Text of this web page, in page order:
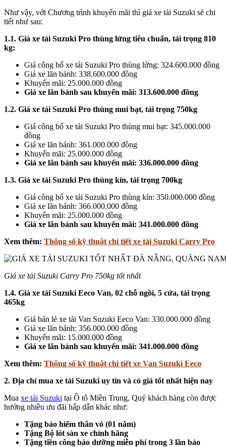
Như vậy, với Chương trình khuyến mãi thì giá xe tải Suzuki sẽ chi
tiết như sau:
1.1. Giá xe tải Suzuki Pro thùng lửng tiêu chuẩn, tải trọng 810
kg:
Giá công bố xe tải Suzuki Pro thùng lửng: 324.600.000 đồng
Giá xe lăn bánh: 338.600.000 đồng
Khuyến mãi: 25.000.000 đồng
Giá xe lăn bánh sau khuyến mãi: 313.600.000 đồng
1.2. Giá xe tải Suzuki Pro thùng mui bạt, tải trọng 750kg
Giá công bố xe tải Suzuki Pro thùng mui bạt: 345.000.000
đồng
Giá xe lăn bánh: 361.000.000 đồng
Khuyến mãi: 25.000.000 đồng
Giá xe lăn bánh sau khuyến mãi: 336.000.000 đồng
1.3. Giá xe tải Suzuki Pro thùng kín, tải trọng 700kg
Giá công bố xe tải Suzuki Pro thùng kín: 350.000.000 đồng
Giá xe lăn bánh: 366.000.000 đồng
Khuyến mãi: 25.000.000 đồng
Giá xe lăn bánh sau khuyến mãi: 341.000.000 đồng
Xem thêm: Thông số kỹ thuật chi tiết xe tải Suzuki Carry Pro
Giá xe tải Suzuki Carry Pro 750kg tốt nhất
1.4. Giá xe tải Suzuki Eeco Van, 02 chỗ ngồi, 5 cửa, tải trọng
465kg
Giá bán lẻ xe tải Van Suzuki Eeco Van: 330.000.000 đồng
Giá xe lăn bánh: 356.000.000 đồng
Khuyến mãi: 15.000.000 đồng
Giá xe lăn bánh sau khuyến mãi: 341.000.000 đồng
Xem thêm: Thông số kỹ thuật chi tiết xe Van Suzuki Eeco
2. Địa chỉ mua xe tải Suzuki uy tín và có giá tốt nhất hiện nay
Mua xe tải Suzuki tại Ô tô Miền Trung, Quý khách hàng còn được
hưởng nhiều ưu đãi hấp dẫn khác như:
Tặng bảo hiểm thân vỏ (01 năm)
Tặng Bộ lót sàn xe chính hãng
Tặng tiền công bảo dưỡng miễn phí trong 3 lần bảo